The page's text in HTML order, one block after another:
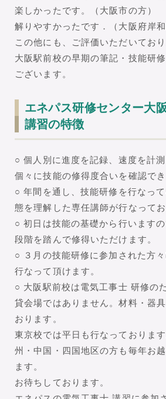
楽しかったです。（大阪市の方）
解りやすかったです．（大阪府岸和
この他にも、ご評価いただいており
大阪駅前校の早期の筆記・技能研
ございます。
エネパス研修センター大
講習の特徴
○ 個人別に進度を記録、速度を計
個々に技能の修得度合いを確認でき
○ 年間を通し、技能研修を行なっ
態を理解した専任講師が行なってお
○ 初日は技能の基礎から行います
段階を踏んで修得いただけます。
○ ３月の技能研修に参加された方
行なって頂けます。
○ 大阪駅前校は電気工事士 研修の
貸会場ではありません。材料・器
おります。
東京校では平日も行なっておりま
州・中国・四国地区の方も毎年お
ます。
お待ちしております。